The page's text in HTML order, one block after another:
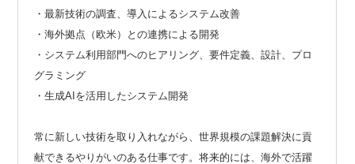
・最新技術の調査、導入によるシステム改善
・海外拠点（欧米）との連携による開発
・システム利用部門へのヒアリング、要件定義、設計、プロ
グラミング
・生成AIを活用したシステム開発
常に新しい技術を取り入れながら、世界規模の課題解決に貢
献できるやりがいのある仕事です。将来的には、海外で活躍